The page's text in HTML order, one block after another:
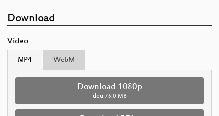
Download
Video
MP4 WebM
Download 1080p
deu 76.0 MB